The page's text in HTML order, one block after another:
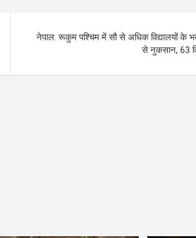
नेपाल: रूकुम पश्चिम में सौ से अधिक विद्यालयों के
से नुकसान, 63